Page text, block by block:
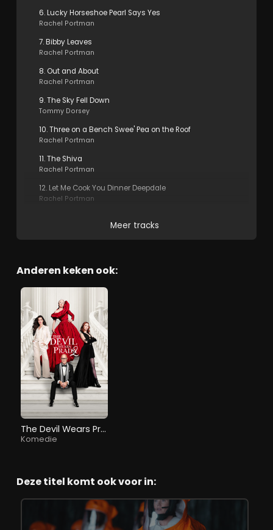
6. Lucky Horseshoe Pearl Says Yes
Rachel Portman
7. Bibby Leaves
Rachel Portman
8. Out and About
Rachel Portman
9. The Sky Fell Down
Tommy Dorsey
10. Three on a Bench Swee' Pea on the Roof
Rachel Portman
11. The Shiva
Rachel Portman
12. Let Me Cook You Dinner Deepdale
Rachel Portman
Meer tracks
Anderen keken ook:
The Devil Wears Prada 2
Komedie
Deze titel komt ook voor in: